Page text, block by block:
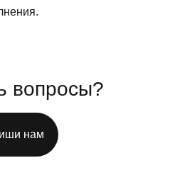
вопросы?
нам
персональных данных